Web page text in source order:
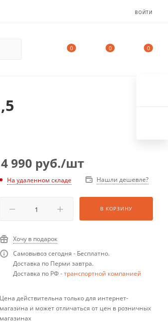
ВОЙТИ
0 0 0
4 990 руб./шт
На удаленном складе Нашли дешевле?
В КОРЗИНУ
Хочу в подарок
Самовывоз сегодня - Бесплатно.
Доставка по Перми завтра.
Доставка по РФ -транспортной компанией
Цена действительна только для интернет-
магазина и может отличаться от цен в розничных
магазинах